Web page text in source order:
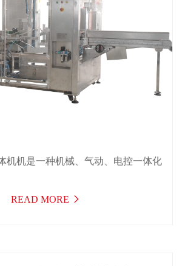
机机是一种机械、气动、电控一体化
READ MORE